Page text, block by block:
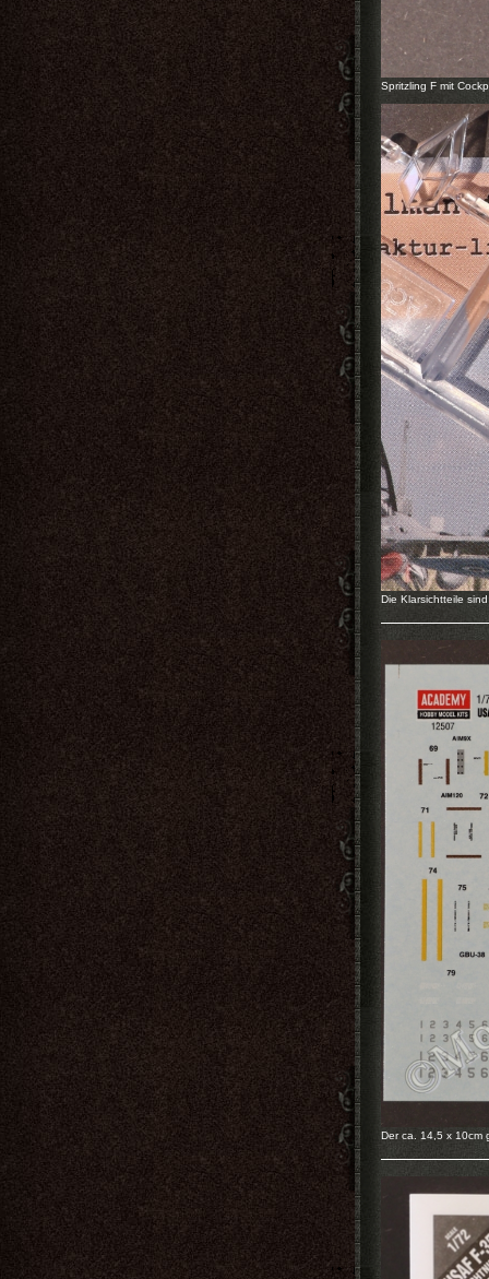
Spritzling F mit
Die Klarsichtteile
Der ca. 14,5 x 10cm